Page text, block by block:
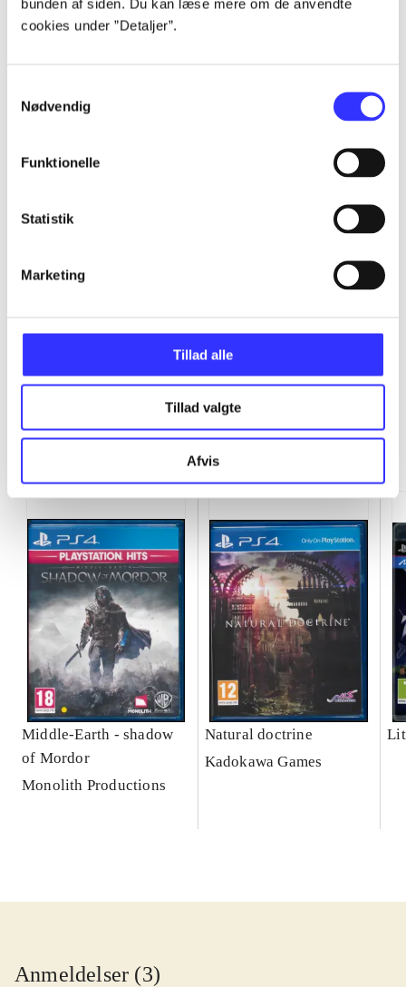
bunden af siden. Du kan læse mere om de anvendte
cookies under ”Detaljer”.
Nødvendig
Funktionelle
Statistik
Marketing
Tillad alle
Tillad valgte
Afvis
Alle registrerede artikler fordelt på udgivelser
Minder om
Middle-Earth - shadow
of Mordor
Monolith Productions
Natural doctrine
Kadokawa Games
Anmeldelser (3)